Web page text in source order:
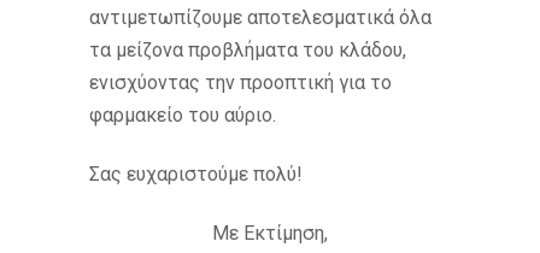
αντιμετωπίζουμε αποτελεσματικά όλα
τα μείζονα προβλήματα του κλάδου,
ενισχύοντας την προοπτική για το
φαρμακείο του αύριο.
Σας ευχαριστούμε πολύ!
Με Εκτίμηση,